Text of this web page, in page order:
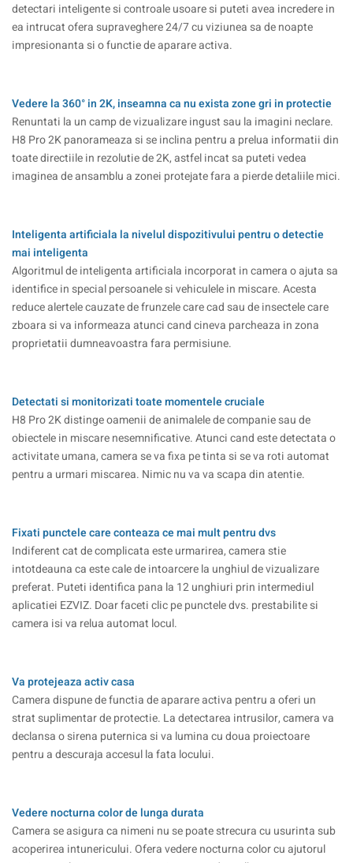
detectari inteligente si controale usoare si puteti avea incredere in
ea intrucat ofera supraveghere 24/7 cu viziunea sa de noapte
impresionanta si o functie de aparare activa.
Vedere la 360° in 2K, inseamna ca nu exista zone gri in protectie
Renuntati la un camp de vizualizare ingust sau la imagini neclare.
H8 Pro 2K panorameaza si se inclina pentru a prelua informatii din
toate directiile in rezolutie de 2K, astfel incat sa puteti vedea
imaginea de ansamblu a zonei protejate fara a pierde detaliile mici.
Inteligenta artificiala la nivelul dispozitivului pentru o detectie
mai inteligenta
Algoritmul de inteligenta artificiala incorporat in camera o ajuta sa
identifice in special persoanele si vehiculele in miscare. Acesta
reduce alertele cauzate de frunzele care cad sau de insectele care
zboara si va informeaza atunci cand cineva parcheaza in zona
proprietatii dumneavoastra fara permisiune.
Detectati si monitorizati toate momentele cruciale
H8 Pro 2K distinge oamenii de animalele de companie sau de
obiectele in miscare nesemnificative. Atunci cand este detectata o
activitate umana, camera se va fixa pe tinta si se va roti automat
pentru a urmari miscarea. Nimic nu va va scapa din atentie.
Fixati punctele care conteaza ce mai mult pentru dvs
Indiferent cat de complicata este urmarirea, camera stie
intotdeauna ca este cale de intoarcere la unghiul de vizualizare
preferat. Puteti identifica pana la 12 unghiuri prin intermediul
aplicatiei EZVIZ. Doar faceti clic pe punctele dvs. prestabilite si
camera isi va relua automat locul.
Va protejeaza activ casa
Camera dispune de functia de aparare activa pentru a oferi un
strat suplimentar de protectie. La detectarea intrusilor, camera va
declansa o sirena puternica si va lumina cu doua proiectoare
pentru a descuraja accesul la fata locului.
Vedere nocturna color de lunga durata
Camera se asigura ca nimeni nu se poate strecura cu usurinta sub
acoperirea intunericului. Ofera vedere nocturna color cu ajutorul